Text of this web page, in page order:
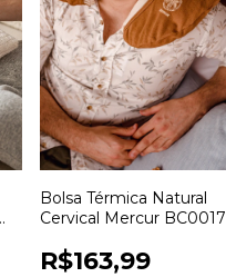
Bolsa Térmica Natural
Cervical Mercur BC0017
Calor e Frio
R$163,99